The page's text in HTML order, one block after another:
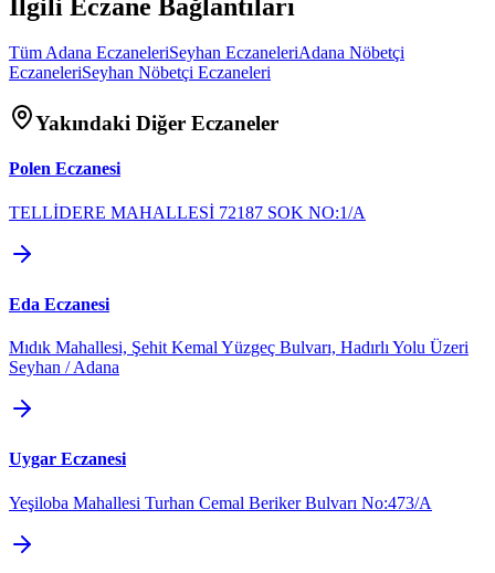
İlgili Eczane Bağlantıları
TümAdana EczaneleriSeyhan EczaneleriAdana Nöbetçi
EczaneleriSeyhan Nöbetçi Eczaneleri
Yakındaki Diğer Eczaneler
Polen Eczanesi
TELLİDERE MAHALLESİ 72187 SOK NO:1/A
Eda Eczanesi
Mıdık Mahallesi, Şehit Kemal Yüzgeç Bulvarı, Hadırlı Yolu Üzeri
Seyhan / Adana
Uygar Eczanesi
Yeşiloba Mahallesi Turhan Cemal Beriker Bulvarı No:473/A